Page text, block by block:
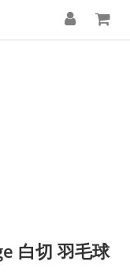
白切 羽毛球